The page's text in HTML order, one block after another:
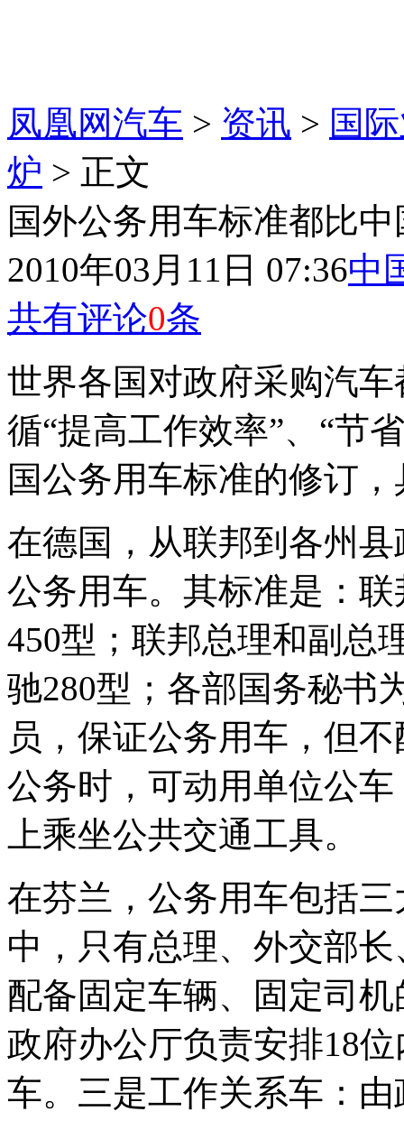
凤凰网汽车 > 资讯 > 国
炉 > 正文
国外公务用车标准都比
2010年03月11日 07:36中
共有评论0条
世界各国对政府采购汽
循“提高工作效率”、“节
国公务用车标准的修订
在德国，从联邦到各州
公务用车。其标准是：
450型；联邦总理和副总
驰280型；各部国务秘书
员，保证公务用车，但
公务时，可动用单位公
上乘坐公共交通工具。
在芬兰，公务用车包括
中，只有总理、外交部
配备固定车辆、固定司
政府办公厅负责安排18
车。三是工作关系车：